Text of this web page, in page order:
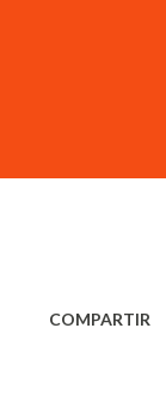
COMPARTIR